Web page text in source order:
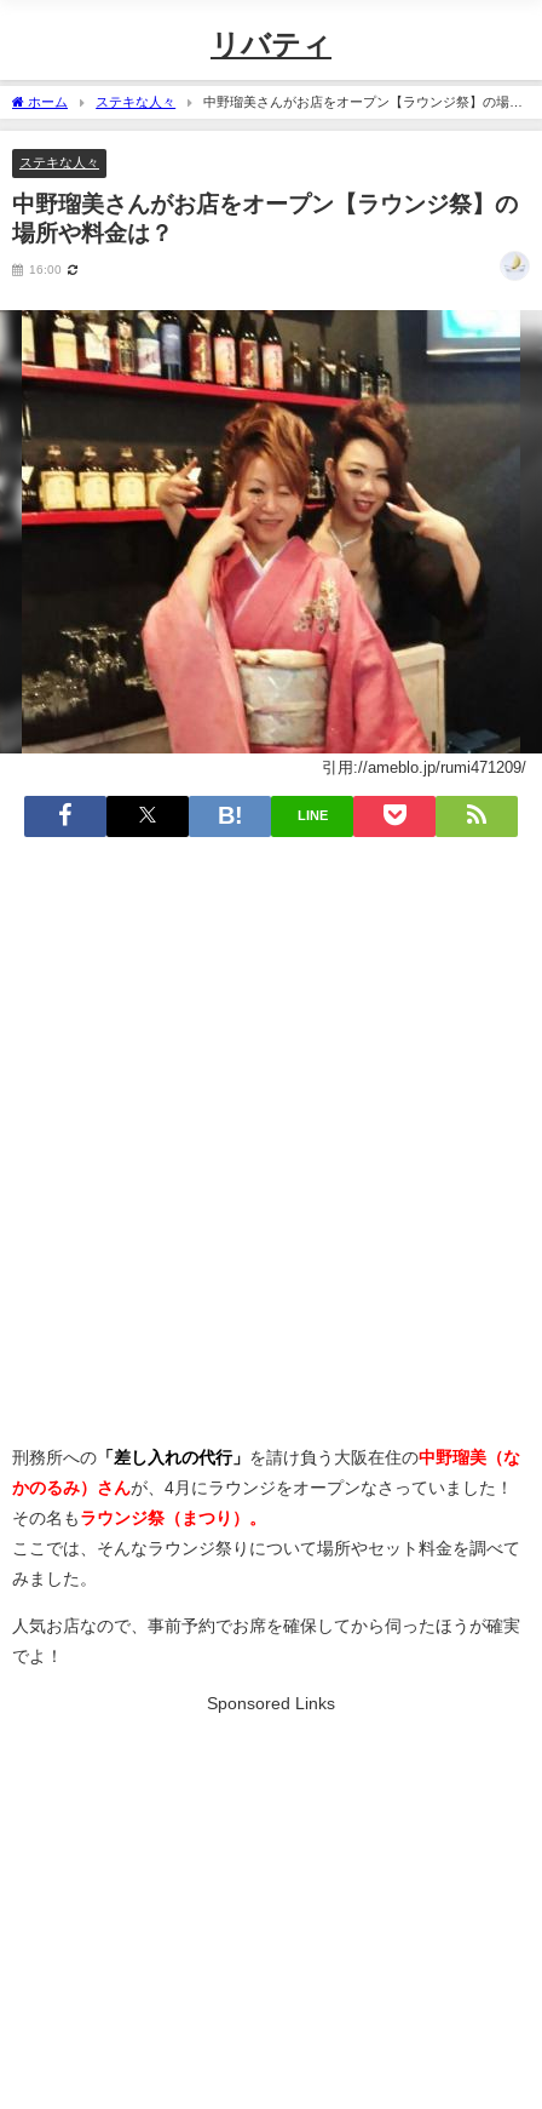
リバティ
ホーム ステキな人々
中野瑠美さんがお店をオープン【ラウンジ祭】の場所
や料金は？
ステキな人々
中野瑠美さんがお店をオープン【ラウンジ祭】の
場所や料金は？
16:00
引用://ameblo.jp/rumi471209/
LINE
刑務所への 「差し入れの代行」 を請け負う大阪在住の中野瑠美（な
かのるみ）さんが、4月にラウンジをオープンなさっていました！
その名も ラウンジ祭（まつり）。
ここでは、そんなラウンジ祭りについて場所やセット料金を調べて
みました。
人気お店なので、事前予約でお席を確保してから伺ったほうが確実
でよ！
Sponsored Links